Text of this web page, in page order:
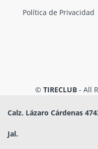
Política de Privacidad
© TIRECLUB - All
Calz. Lázaro Cárdenas
Jal.